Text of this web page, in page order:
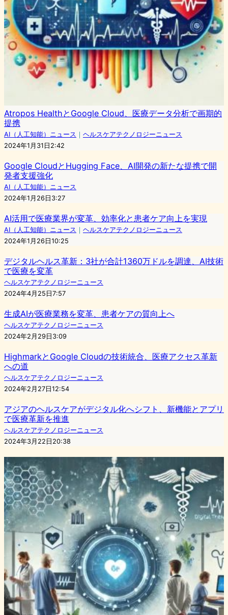
Atropos HealthとGoogle Cloud、医療データ分析で画期的
提携
AI（人工知能）ニュース ｜ ヘルスケアテクノロジーニュース
2024年1月31日2:42
Google CloudとHugging Face、AI開発の新たな提携で開
発者支援強化
AI（人工知能）ニュース
2024年1月26日3:27
AI活用で医療業界が変革、効率化と患者ケア向上を実現
AI（人工知能）ニュース ｜ ヘルスケアテクノロジーニュース
2024年1月26日10:25
デジタルヘルス革新：3社が合計1360万ドルを調達、AI技術
で医療を変革
ヘルスケアテクノロジーニュース
2024年4月25日7:57
生成AIが医療業務を変革、患者ケアの質向上へ
ヘルスケアテクノロジーニュース
2024年2月29日3:09
HighmarkとGoogle Cloudの技術統合、医療アクセス革新
への道
ヘルスケアテクノロジーニュース
2024年2月27日12:54
アジアのヘルスケアがデジタル化へシフト、新機能とアプリ
で医療革新を推進
ヘルスケアテクノロジーニュース
2024年3月22日20:38